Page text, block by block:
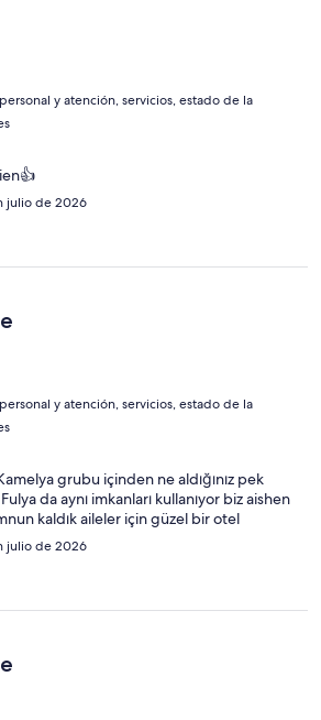
y atención, servicios, estado de la
julio de 2026
y atención, servicios, estado de la
grubu içinden ne aldığınız pek
da aynı imkanları kullanıyor biz aishen
kaldık aileler için güzel bir otel
julio de 2026